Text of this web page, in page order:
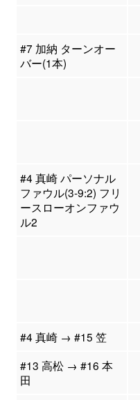
#7 加納 ターンオー
バー(1本)
#4 真崎 パーソナル
ファウル(3-9:2) フリ
ースローオンファウ
ル2
#4 真崎 → #15 笠
#13 高松 → #16 本
田